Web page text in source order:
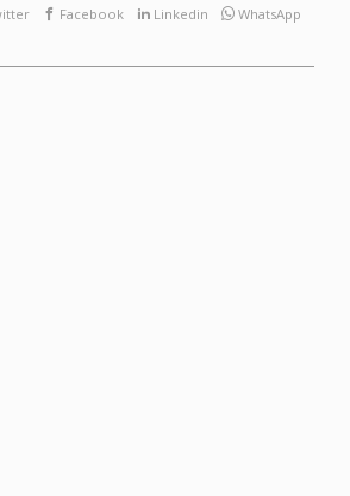
Facebook Linkedin WhatsApp